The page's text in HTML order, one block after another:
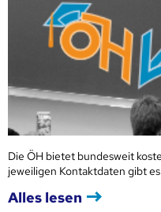
Die ÖH bietet bundesweit
jeweiligen Kontaktdaten gibt
Alles lesen